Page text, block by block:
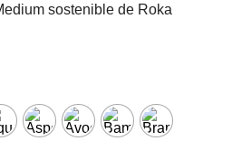
sostenible de Roka